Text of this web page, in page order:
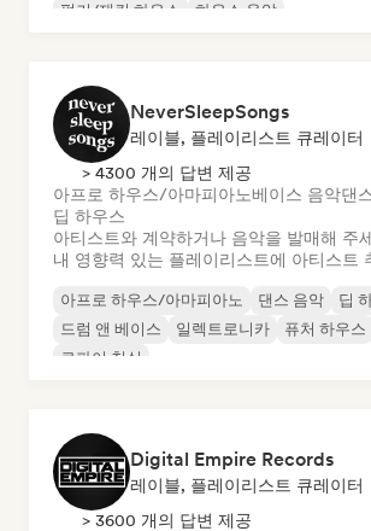
펑키/재킨 하우스
하우스 음악
NeverSleepSongs
레이블, 플레이리스트 큐레이터
> 4300 개의 답변 제공
아프로 하우스/아마피아노베이스 음악댄
딥 하우스
아티스트와 계약하거나 음악을 발매해 주
내 영향력 있는 플레이리스트에 아티스트
아프로 하우스/아마피아노 댄스 음악
딥
드럼 앤 베이스
일렉트로니카 퓨처 하우스
로파이 침실
Digital Empire Records
레이블, 플레이리스트 큐레이터
> 3600 개의 답변 제공